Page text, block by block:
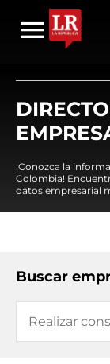
¡Conozca la
Colombia!
datos empresarial
Buscar